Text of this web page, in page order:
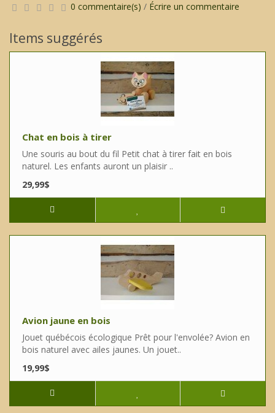
0 commentaire(s) / Écrire un commentaire
Items suggérés
Chat en bois à tirer
Une souris au bout du fil Petit chat à tirer fait en bois
naturel. Les enfants auront un plaisir ..
29,99$
Avion jaune en bois
Jouet québécois écologique Prêt pour l'envolée? Avion en
bois naturel avec ailes jaunes. Un jouet..
19,99$